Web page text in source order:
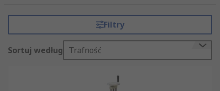
kategorii Akcesoria do mierników siły, jaki
dostępny jest na rynku. Oferujemy również
tysiące innych uznanych produktów z sekcji Wagi,
mierniki siły i akcesoria. Dostarczamy je firmom i
tylko wysoką jakość towaru, ale także
profesjonalną obsługę klienta. Oprócz artykułów
Filtry
Sortuj według Trafność